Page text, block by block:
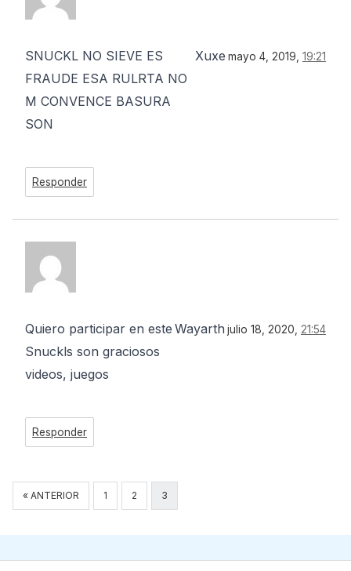
Xuxe mayo 4, 2019, 19:21
SNUCKL NO SIEVE ES
FRAUDE ESA RULRTA NO
M CONVENCE BASURA
SON
Responder
Wayarth julio 18, 2020, 21:54
Quiero participar en este
Snuckls son graciosos
videos, juegos
Responder
Navegación
de
« ANTERIOR 1 2 3